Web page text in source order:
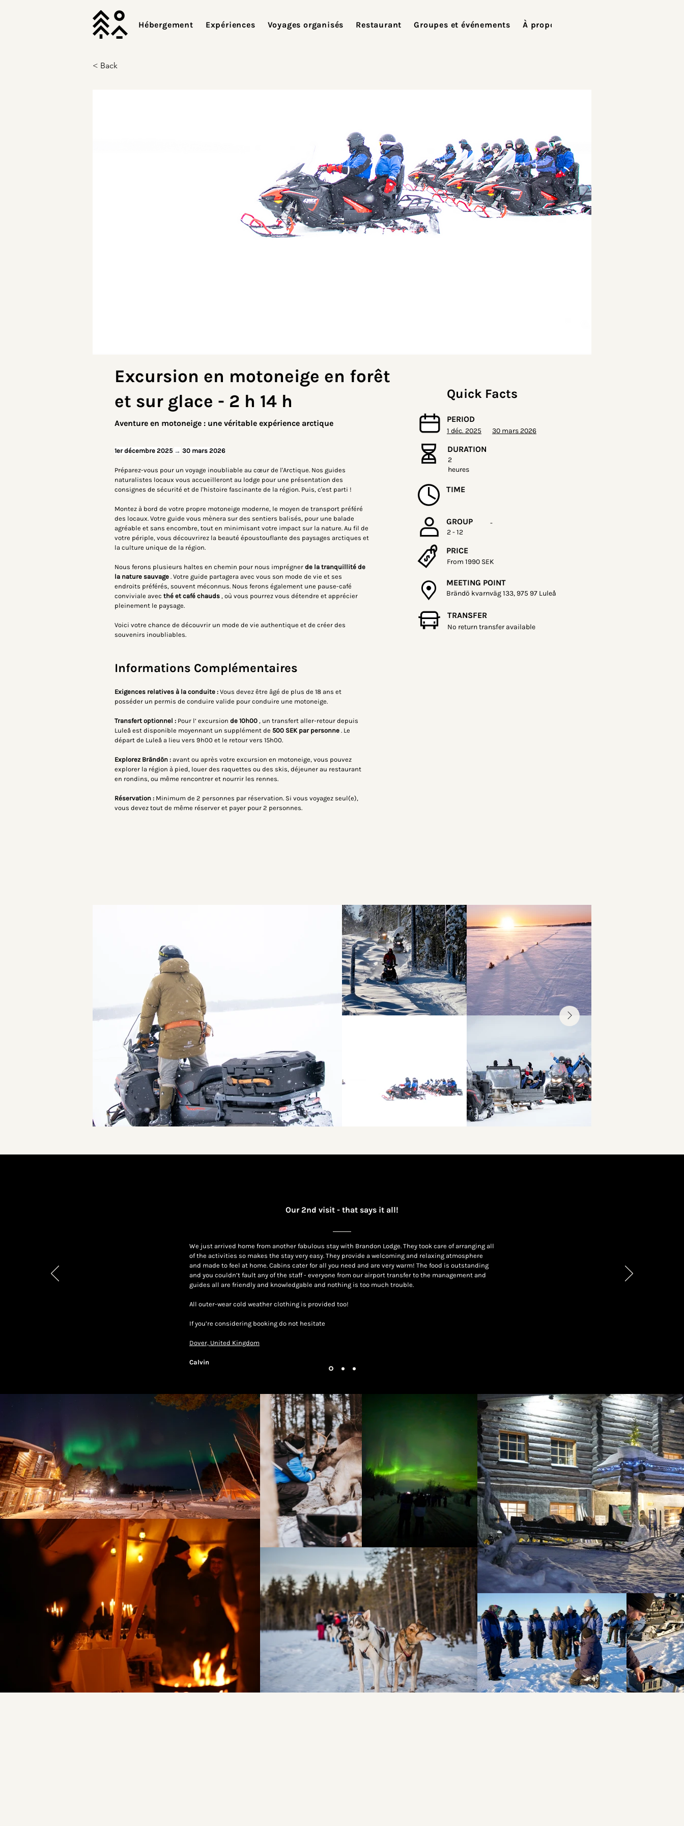
Hébergement Expériences Voyages organisés Restaurant Groupes et événements À propos de nous
< Back
Excursion en motoneige en forêt
et sur glace - 2 h 14 h
Aventure en motoneige : une véritable expérience arctique
1er décembre 2025 → 30 mars 2026
Préparez-vous pour un voyage inoubliable au cœur de l'Arctique. Nos guides
naturalistes locaux vous accueilleront au lodge pour une présentation des
consignes de sécurité et de l'histoire fascinante de la région. Puis, c'est parti !
Montez à bord de votre propre motoneige moderne, le moyen de transport préféré
des locaux. Votre guide vous mènera sur des sentiers balisés, pour une balade
agréable et sans encombre, tout en minimisant votre impact sur la nature. Au fil de
votre périple, vous découvrirez la beauté époustouflante des paysages arctiques et
la culture unique de la région.
Nous ferons plusieurs haltes en chemin pour nous imprégner de la tranquillité de
la nature sauvage . Votre guide partagera avec vous son mode de vie et ses
endroits préférés, souvent méconnus. Nous ferons également une pause-café
conviviale avec thé et café chauds , où vous pourrez vous détendre et apprécier
pleinement le paysage.
Voici votre chance de découvrir un mode de vie authentique et de créer des
souvenirs inoubliables.
Informations Complémentaires
Exigences relatives à la conduite : Vous devez être âgé de plus de 18 ans et
posséder un permis de conduire valide pour conduire une motoneige.
Transfert optionnel : Pour l’ excursion de 10h00 , un transfert aller-retour depuis
Luleå est disponible moyennant un supplément de 500 SEK par personne . Le
départ de Luleå a lieu vers 9h00 et le retour vers 15h00.
Explorez Brändön : avant ou après votre excursion en motoneige, vous pouvez
explorer la région à pied, louer des raquettes ou des skis, déjeuner au restaurant
en rondins, ou même rencontrer et nourrir les rennes.
Réservation : Minimum de 2 personnes par réservation. Si vous voyagez seul(e),
vous devez tout de même réserver et payer pour 2 personnes.
-
PERIOD
DURATION
TIME
Quick Facts
1 déc. 2025 30 mars 2026
2
heures
GROUP
2 - 12
PRICE
From 1990 SEK
MEETING POINT
Brändö kvarnväg 133, 975 97 Luleå
TRANSFER
No return transfer available
Our 2nd visit - that says it all!
We just arrived home from another fabulous stay with Brandon Lodge. They took care of arranging all
of the activities so makes the stay very easy. They provide a welcoming and relaxing atmosphere
and made to feel at home. Cabins cater for all you need and are very warm! The food is outstanding
and you couldn’t fault any of the staff - everyone from our airport transfer to the management and
guides all are friendly and knowledgable and nothing is too much trouble.
All outer-wear cold weather clothing is provided too!
If you’re considering booking do not hesitate
Dover, United Kingdom
Calvin